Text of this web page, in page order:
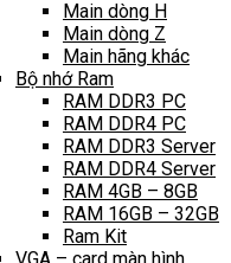
Main dòng H
Main dòng Z
Main hãng khác
Bộ nhớ Ram
RAM DDR3 PC
RAM DDR4 PC
RAM DDR3 Server
RAM DDR4 Server
RAM 4GB – 8GB
RAM 16GB – 32GB
Ram Kit